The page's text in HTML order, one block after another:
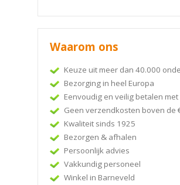
Waarom ons
Keuze uit meer dan 40.000
Bezorging in heel Europa
Eenvoudig en veilig betalen met
Geen verzendkosten boven de
Kwaliteit sinds 1925
Bezorgen & afhalen
Persoonlijk advies
Vakkundig personeel
Winkel in Barneveld